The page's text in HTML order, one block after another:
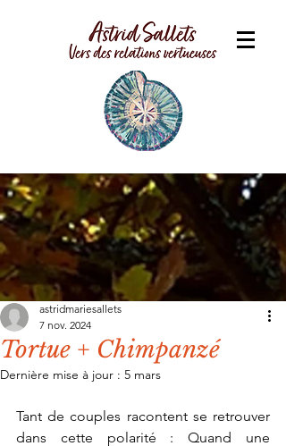
Tortue + Chimpanzé
astridmariesallets
7 nov. 2024
Dernière mise à jour : 5 mars
Tant de couples racontent se retrouver
dans cette polarité : Quand une